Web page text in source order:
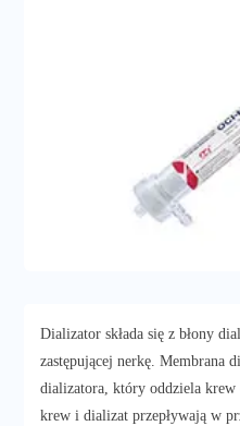
Dializator składa się z błony
zastępującej nerkę. Membrana
dializatora, który oddziela
krew i dializat przepływają w